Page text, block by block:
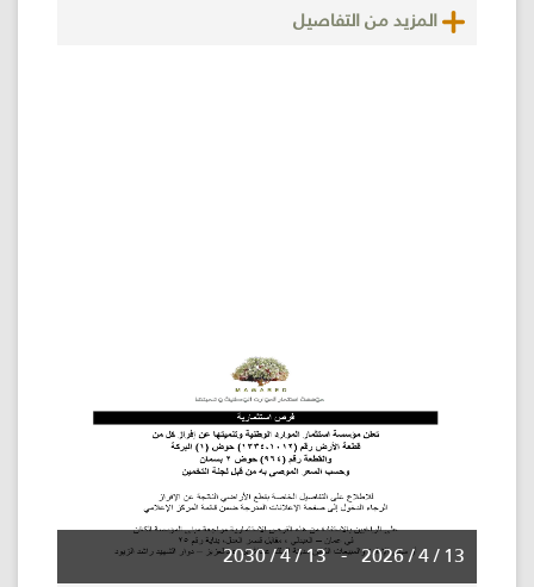
المزيد من التفاصيل
13 / 4 / 2026
-
13 / 4 / 2030